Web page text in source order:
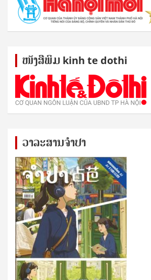
ໜັງ​ສື​ພິມ kinh te dothi
ວາລະສານຈຳປາ